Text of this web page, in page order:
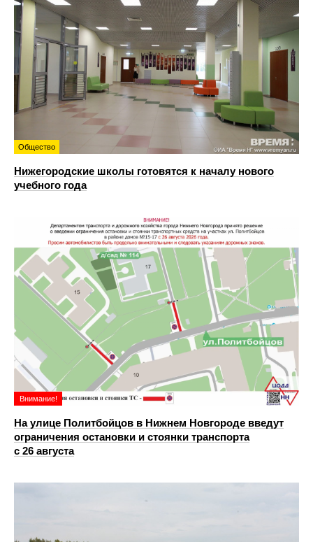
Общество
Нижегородские школы готовятся к началу нового
учебного года
Внимание!
На улице Политбойцов в Нижнем Новгороде введут
ограничения остановки и стоянки транспорта
с 26 августа